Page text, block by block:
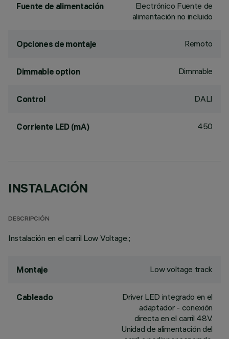
Fuente de alimentación
Electrónico Fuente de
alimentación no incluido
Opciones de montaje Remoto
Dimmable option Dimmable
Control DALI
Corriente LED (mA) 450
INSTALACIÓN
DESCRIPCIÓN
Instalación en el carril Low Voltage.;
Montaje Low voltage track
Cableado
Driver LED integrado en el
adaptador - conexión
directa en el carril 48V.
Unidad de alimentación del